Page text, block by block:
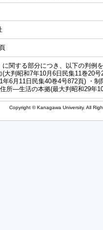
に関する部分につき、以下の判例
(大判昭和7年10月6日民集11巻20
年6月11日民集40巻4号872頁) ・
所―生活の本拠(最大判昭和29年
Copyright © Kanagawa University. All